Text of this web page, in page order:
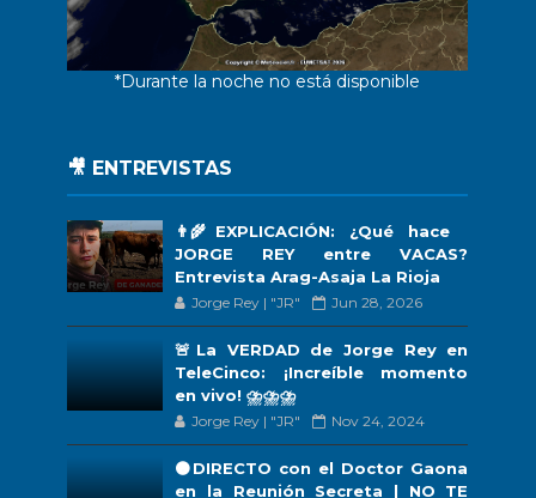
*Durante la noche no está disponible
🎥 ENTREVISTAS
👨‍🌾EXPLICACIÓN: ¿Qué hace
JORGE REY entre VACAS?
Entrevista Arag-Asaja La Rioja
Jorge Rey | "JR" Jun 28, 2026
🚨La VERDAD de Jorge Rey en
TeleCinco: ¡Increíble momento
en vivo! ⛈️⛈️⛈️
Jorge Rey | "JR" Nov 24, 2024
🟠DIRECTO con el Doctor Gaona
en la Reunión Secreta | NO TE